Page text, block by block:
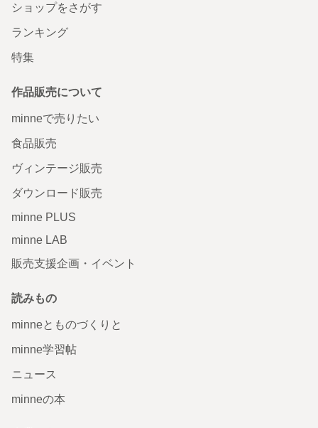
ショップをさがす
ランキング
特集
作品販売について
minneで売りたい
食品販売
ヴィンテージ販売
ダウンロード販売
minne PLUS
minne LAB
販売支援企画・イベント
読みもの
minneとものづくりと
minne学習帖
ニュース
minneの本